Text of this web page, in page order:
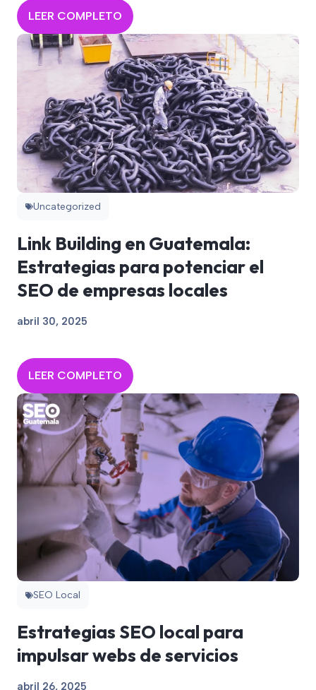
LEER COMPLETO
Uncategorized
Link Building en Guatemala:
Estrategias para potenciar el
SEO de empresas locales
abril 30, 2025
LEER COMPLETO
SEO Local
Estrategias SEO local para
impulsar webs de servicios
abril 26, 2025